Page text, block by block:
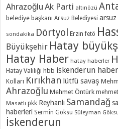
Ahrazoğlu Ak Parti altınözü
belediye başkanı Arsuz Belediyesi
sondakika Dörtyol Erzin fetö
Büyükşehir Hatay
Hatay Haber hatay haberler
Hatay Valiliği hbb iskenderun haber
Kolları Kırıkhan lütfü savaş
Ahrazoğlu Mehmet Öntürk
Masatlı pkk Reyhanlı Samandağ
haberleri Sermin Göksu Süleyman
İskenderun